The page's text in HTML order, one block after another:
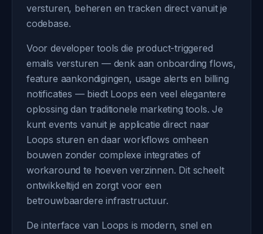
versturen, beheren en tracken direct vanuit je
codebase.
Voor developer tools die product-triggered
emails versturen — denk aan onboarding flows,
feature aankondigingen, usage alerts en billing
notificaties — biedt Loops een veel elegantere
oplossing dan traditionele marketing tools. Je
kunt events vanuit je applicatie direct naar
Loops sturen en daar workflows omheen
bouwen zonder complexe integraties of
workaround te hoeven verzinnen. Dit scheelt
ontwikkeltijd en zorgt voor een
betrouwbaardere infrastructuur.
De interface van Loops is modern, snel en